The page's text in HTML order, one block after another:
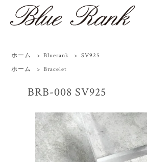
ホーム > Bluerank > SV925
ホーム
> Bracelet
BRB-008 SV925